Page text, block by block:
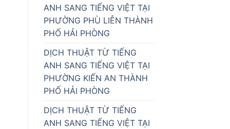
ANH SANG TIẾNG VIỆT TẠI
PHƯỜNG PHÙ LIỄN THÀNH
PHỐ HẢI PHÒNG
DỊCH THUẬT TỪ TIẾNG
ANH SANG TIẾNG VIỆT TẠI
PHƯỜNG KIẾN AN THÀNH
PHỐ HẢI PHÒNG
DỊCH THUẬT TỪ TIẾNG
ANH SANG TIẾNG VIỆT TẠI